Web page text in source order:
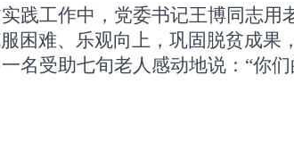
践工作中，党委书记王博同志用
困难、乐观向上，巩固脱贫成果
名受助七旬老人感动地说： “你